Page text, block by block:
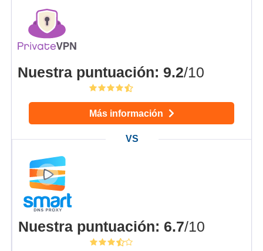
Nuestra puntuación: 9.2/10
Más información
Nuestra puntuación: 6.7/10